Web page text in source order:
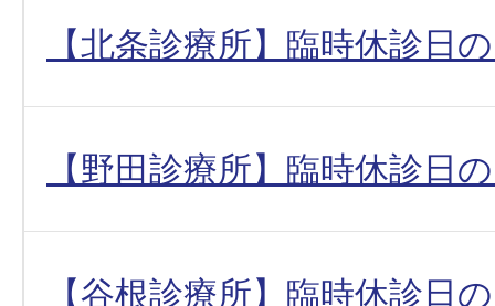
【北条診療所】臨時休診日
【野田診療所】臨時休診日
【谷根診療所】臨時休診日